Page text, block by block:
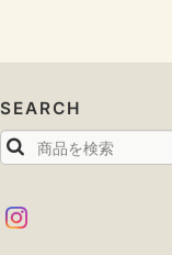
SEARCH